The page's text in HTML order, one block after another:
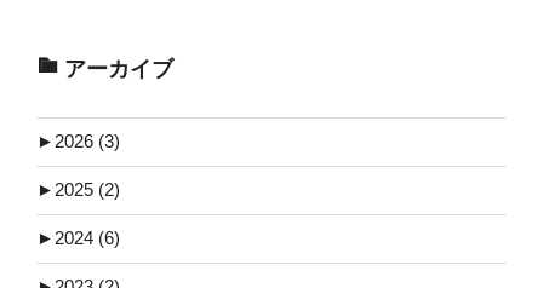
アーカイブ
► 2026 (3)
► 2025 (2)
► 2024 (6)